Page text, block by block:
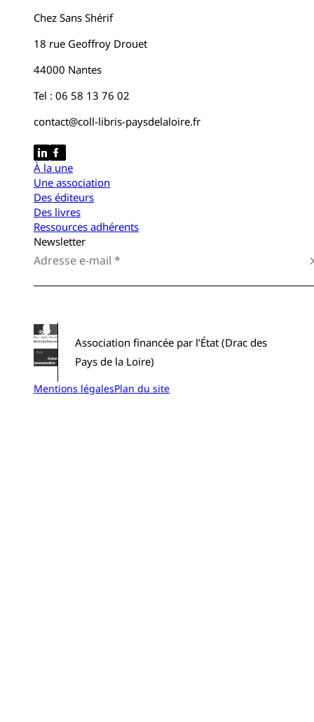
Chez Sans Shérif
18 rue Geoffroy Drouet
44000 Nantes
Tel : 06 58 13 76 02
contact@coll-libris-paysdelaloire.fr
À la une
Une association
Des éditeurs
Des livres
Ressources adhérents
Newsletter
Association financée par l’État (Drac des
Pays de la Loire)
Mentions légalesPlan du site